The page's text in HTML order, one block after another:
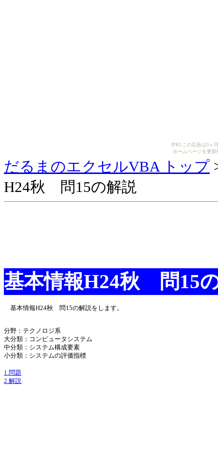
[PR] この広告は3ヶ
ホームページを更
だるまのエクセルVBA トップ
H24秋 問15の解説
基本情報H24秋 問15
基本情報H24秋 問15の解説をします。
分野：テクノロジ系
大分類：コンピュータシステム
中分類：システム構成要素
小分類：システムの評価指標
1.問題
2.解説